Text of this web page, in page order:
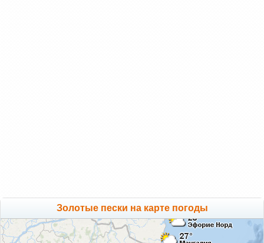
Золотые пески на карте погоды